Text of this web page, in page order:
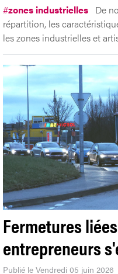
#zones industrielles De
répartition, les
les zones industrielles et
Fermetures
entrepreneurs
Publié le Vendredi 05 juin 2026